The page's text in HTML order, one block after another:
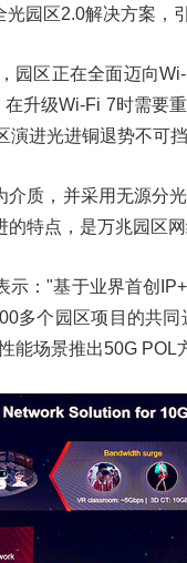
园区2.0解决方案，
园区正在全面迈向
升级Wi-Fi 7时需要
演进光进铜退势不可挡
介质，并采用无源分
特点，是万兆园区网
示："基于业界首创
多个园区项目的共
能场景推出50G